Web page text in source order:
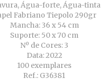
Água-forte, Água-tinta
Fabriano Tiepolo 290gr
Mancha: 36 x 54 cm
Suporte: 50 x 70 cm
Nº de Cores: 3
Data: 2022
100 exemplares
Ref.: G36381